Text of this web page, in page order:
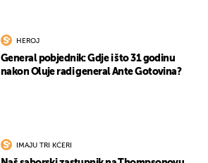
HEROJ
General pobjednik: Gdje i što 31 godinu
nakon Oluje radi general Ante Gotovina?
IMAJU TRI KĆERI